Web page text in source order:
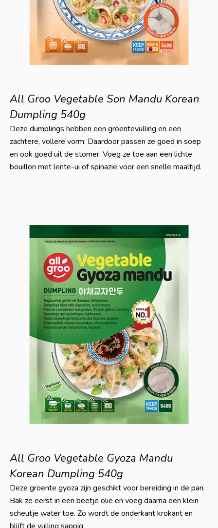
All Groo Vegetable Son Mandu Korean
Dumpling 540g
Deze dumplings hebben een groentevulling en een
zachtere, vollere vorm. Daardoor passen ze goed in soep
en ook goed uit de stomer. Voeg ze toe aan een lichte
bouillon met lente-ui of spinazie voor een snelle maaltijd.
All Groo Vegetable Gyoza Mandu
Korean Dumpling 540g
Deze groente gyoza zijn geschikt voor bereiding in de pan.
Bak ze eerst in een beetje olie en voeg daarna een klein
scheutje water toe. Zo wordt de onderkant krokant en